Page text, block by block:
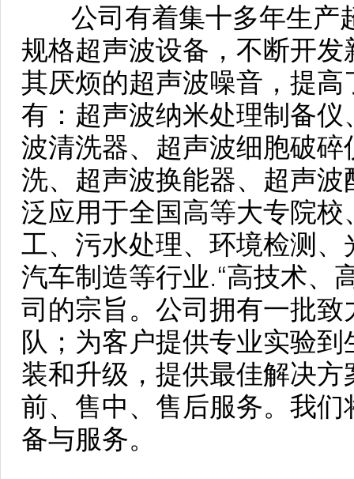
公司有着集十多年生产
规格超声波设备，不断开
其厌烦的超声波噪音，提
有：超声波纳米处理制备
波清洗器、超声波细胞破
洗、超声波换能器、超声
泛应用于全国高等大专院
工、污水处理、环境检测
汽车制造等行业.“高技术、
司的宗旨。公司拥有一批
队；为客户提供专业实验
装和升级，提供最佳解决
前、售中、售后服务。我
备与服务。